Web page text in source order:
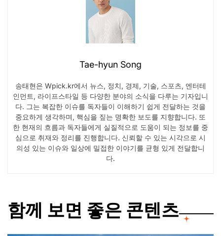
Tae-hyun Song
송태현은 Wpick.kr에서 뉴스, 정치, 경제, 기술, 스포츠, 엔터테
인먼트, 라이프스타일 등 다양한 분야의 소식을 다루는 기자입니
다. 그는 복잡한 이슈를 독자들이 이해하기 쉽게 전달하는 것을
중요하게 생각하며, 핵심을 짚는 명확한 보도를 지향합니다. 또
한 현재의 흐름과 독자들에게 실질적으로 도움이 되는 정보를 중
심으로 취재와 정리를 진행합니다. 신뢰할 수 있는 시각으로 시
의성 있는 이슈와 일상에 밀접한 이야기를 균형 있게 전달합니
다.
함께 보면 좋은 콘텐츠